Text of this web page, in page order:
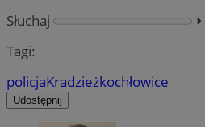
Słuchaj
⏵︎
Tagi:
policjaKradzieżkochłowice
Udostępnij